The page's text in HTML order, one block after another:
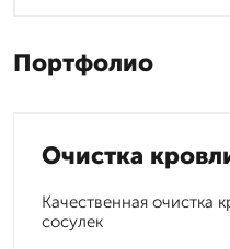
Портфолио
Очистка
Качественная очистка
сосулек